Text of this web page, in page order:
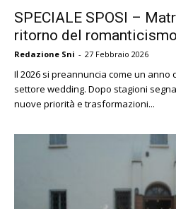
SPECIALE SPOSI –
ritorno del romanticismo
Redazione Sni - 27 Febbraio 2026
Il 2026 si preannuncia come un
settore wedding. Dopo stagioni
nuove priorità e trasformazioni...